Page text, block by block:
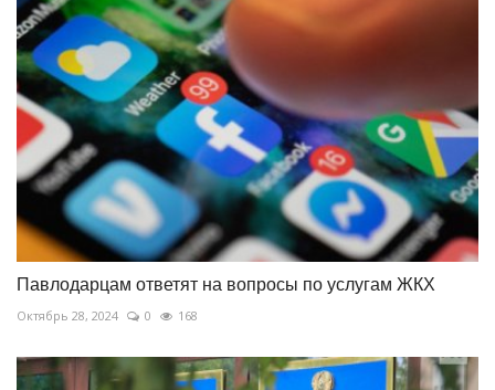
Павлодарцам ответят на вопросы по услугам ЖКХ
Октябрь 28, 2024 0 168